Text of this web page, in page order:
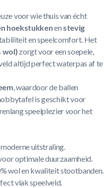
voor wie thuis van écht
hoekstukkenen stevig
en speelcomfort. Het
wol) zorgt voor een soepele,
altijd perfect waterpas af te
, waardoor de ballen
is geschikt voor
speelplezier voor het
uitstraling.
optimale duurzaamheid.
wol en kwaliteit stootbanden.
vlak speelveld.